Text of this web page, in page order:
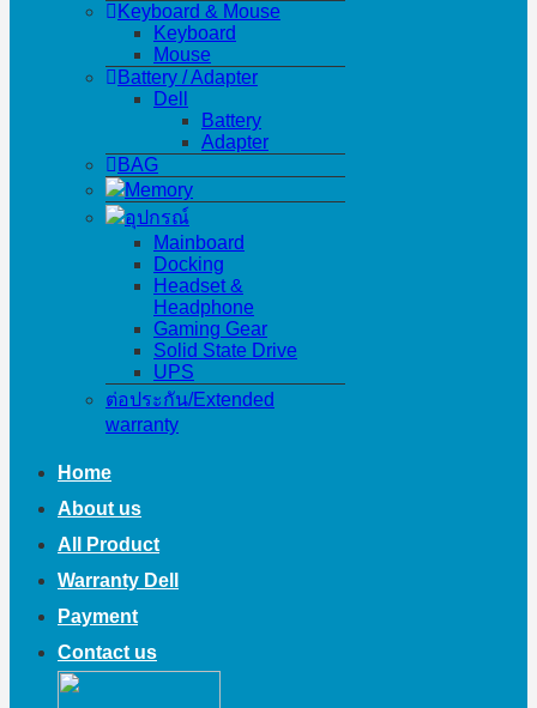
Keyboard & Mouse
Keyboard
Mouse
Battery / Adapter
Dell
Battery
Adapter
BAG
Memory
อุปกรณ์
Mainboard
Docking
Headset &
Headphone
Gaming Gear
Solid State Drive
UPS
ต่อประกัน/Extended
warranty
Home
About us
All Product
Warranty Dell
Payment
Contact us